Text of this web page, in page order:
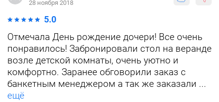
28 ноября 2018
5.0
Отмечала День рождение дочери! Все очень
понравилось! Забронировали стол на веранде
возле детской комнаты, очень уютно и
комфортно. Заранее обговорили заказ с
банкетным менеджером а так же заказали ...
ещё